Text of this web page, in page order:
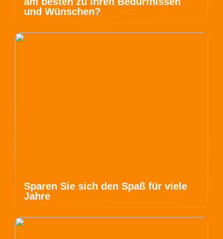
und Wünschen?
Sparen Sie sich den Spaß für viele
Jahre